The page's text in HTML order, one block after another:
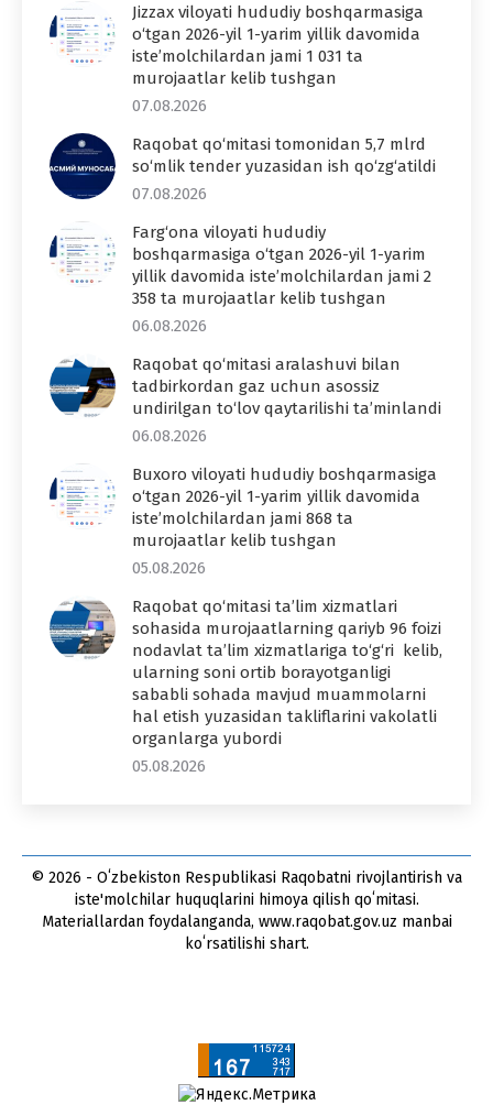
Jizzax viloyati hududiy boshqarmasiga
o‘tgan 2026-yil 1-yarim yillik davomida
iste’molchilardan jami 1 031 ta
murojaatlar kelib tushgan
07.08.2026
Raqobat qo‘mitasi tomonidan 5,7 mlrd
so‘mlik tender yuzasidan ish qo‘zg‘atildi
07.08.2026
Farg‘ona viloyati hududiy
boshqarmasiga o‘tgan 2026-yil 1-yarim
yillik davomida iste’molchilardan jami 2
358 ta murojaatlar kelib tushgan
06.08.2026
Raqobat qo‘mitasi aralashuvi bilan
tadbirkordan gaz uchun asossiz
undirilgan to‘lov qaytarilishi ta’minlandi
06.08.2026
Buxoro viloyati hududiy boshqarmasiga
o‘tgan 2026-yil 1-yarim yillik davomida
iste’molchilardan jami 868 ta
murojaatlar kelib tushgan
05.08.2026
Raqobat qo‘mitasi ta’lim xizmatlari
sohasida murojaatlarning qariyb 96 foizi
nodavlat ta’lim xizmatlariga to‘g‘ri kelib,
ularning soni ortib borayotganligi
sababli sohada mavjud muammolarni
hal etish yuzasidan takliflarini vakolatli
organlarga yubordi
05.08.2026
© 2026 - Oʻzbekiston Respublikasi Raqobatni rivojlantirish va
iste'molchilar huquqlarini himoya qilish qoʻmitasi.
Materiallardan foydalanganda, www.raqobat.gov.uz manbai
koʻrsatilishi shart.